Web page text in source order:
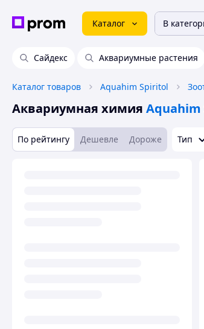
Каталог В
Сайдекс Аквариумные растения
Каталог товаров Aquahim Spiritol
Аквариумная химия
По рейтингу Дешевле Дороже Тип